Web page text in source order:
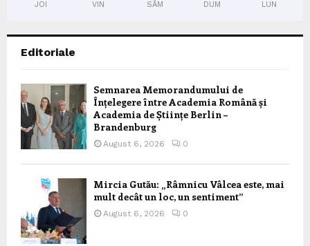
JOI VIN SÂM DUM LUN
Editoriale
Semnarea Memorandumului de
Înțelegere între Academia Română și
Academia de Științe Berlin –
Brandenburg
August 6, 2026 0
Mircia Gutău: „Râmnicu Vâlcea este, mai
mult decât un loc, un sentiment”
August 6, 2026 0